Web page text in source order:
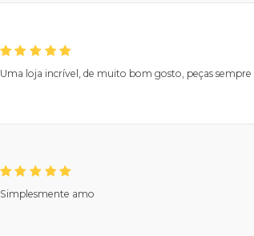
Uma loja incrível, de muito bom gosto, peças sempre
Simplesmente amo